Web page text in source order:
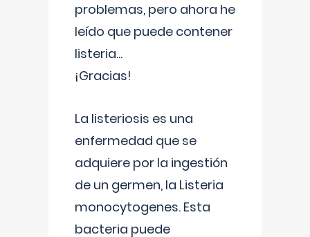
problemas, pero ahora he
leído que puede contener
listeria...
¡Gracias!
La listeriosis es una
enfermedad que se
adquiere por la ingestión
de un germen, la Listeria
monocytogenes. Esta
bacteria puede